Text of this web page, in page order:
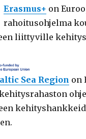
Erasmus+ on
rahoitusohjelma
liittyville
Sea Region on